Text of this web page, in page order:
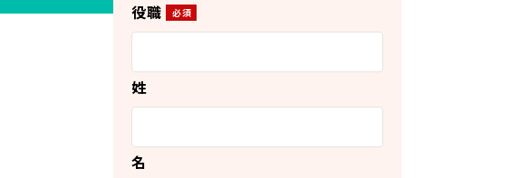
役職
姓
名